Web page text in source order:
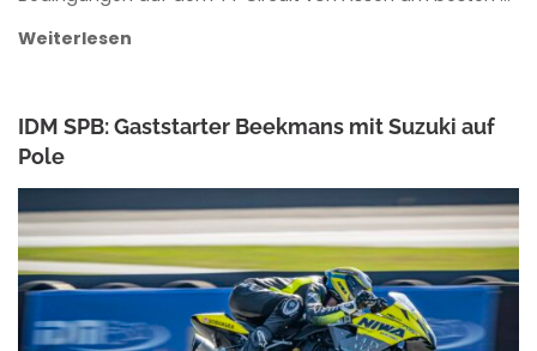
Weiterlesen
IDM SPB: Gaststarter Beekmans mit Suzuki auf
Pole
ROWENA HINZMANN